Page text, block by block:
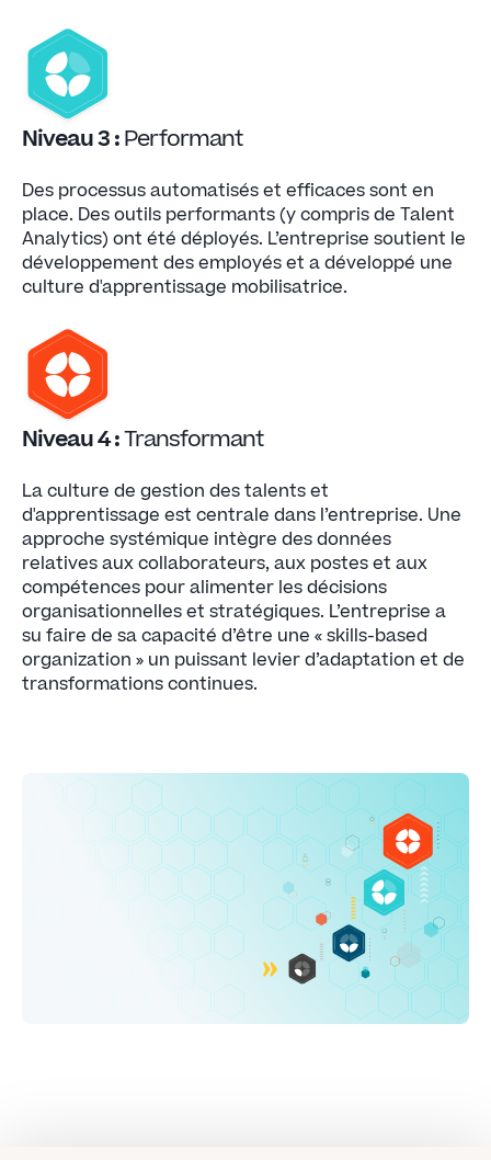
Niveau 3 :Performant
Des processus automatisés et efficaces sont en
place. Des outils performants (y compris de Talent
Analytics) ont été déployés. L’entreprise soutient le
développement des employés et a développé une
culture d'apprentissage mobilisatrice.
Niveau 4 :Transformant
La culture de gestion des talents et
d'apprentissage est centrale dans l’entreprise. Une
approche systémique intègre des données
relatives aux collaborateurs, aux postes et aux
compétences pour alimenter les décisions
organisationnelles et stratégiques. L’entreprise a
su faire de sa capacité d’être une « skills-based
organization » un puissant levier d’adaptation et de
transformations continues.